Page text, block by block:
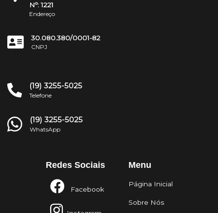
Nº: 1221
Endereço
30.080.380/0001-82
CNPJ
(19) 3255-5025
Telefone
(19) 3255-5025
WhatsApp
Redes Sociais
Facebook
Menu
Página Inicial
Sobre Nós